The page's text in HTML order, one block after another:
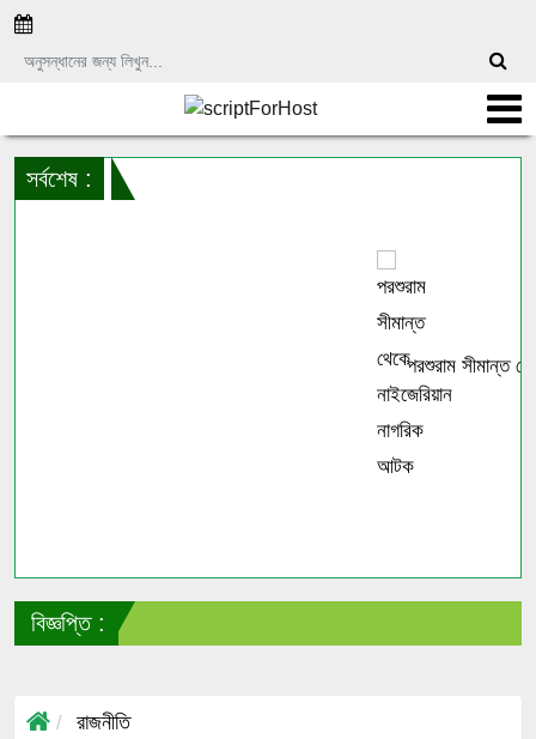
সর্বশেষ :
পরশুরাম সীমান্ত
বিজ্ঞপ্তি :
রাজনীতি